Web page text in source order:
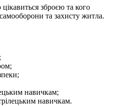
зброєю та кого
та захисту житла.
навичкам;
навичкам.